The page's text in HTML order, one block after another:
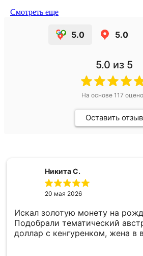
Смотреть еще
5.0 5.0
5.0 из 5
На основе 117
Оставить отзыв
Никита С.
20 мая 2026
Искал золотую монету на
Подобрали тематический
доллар с кенгуренком, жена в